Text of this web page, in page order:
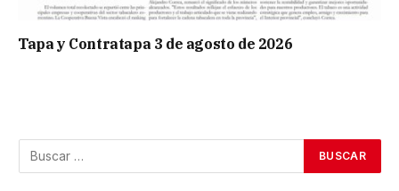
Tapa y Contratapa 3 de agosto de 2026